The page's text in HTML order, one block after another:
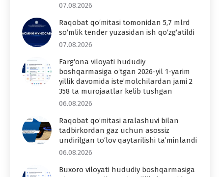
07.08.2026
Raqobat qo‘mitasi tomonidan 5,7 mlrd
so‘mlik tender yuzasidan ish qo‘zg‘atildi
07.08.2026
Farg‘ona viloyati hududiy
boshqarmasiga o‘tgan 2026-yil 1-yarim
yillik davomida iste’molchilardan jami 2
358 ta murojaatlar kelib tushgan
06.08.2026
Raqobat qo‘mitasi aralashuvi bilan
tadbirkordan gaz uchun asossiz
undirilgan to‘lov qaytarilishi ta’minlandi
06.08.2026
Buxoro viloyati hududiy boshqarmasiga